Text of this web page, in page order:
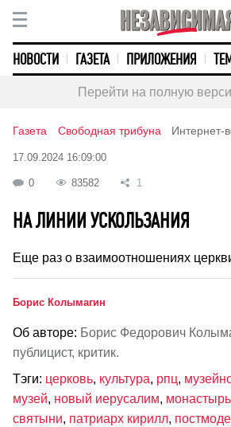
НОВОСТИ ГАЗЕТА ПРИЛОЖЕНИЯ
Перейти на полную
Газета Свободная трибуна Интернет-
17.09.2024 16:09:00
0 83582 1
НА ЛИНИИ УСКОЛЬЗАНИЯ
Еще раз о взаимоотношениях
Борис Колымагин
Об авторе: Борис Федорович
публицист, критик.
Тэги: церковь, культура, рпц,
музей, новый иерусалим, монастырь
святыни, патриарх кирилл,